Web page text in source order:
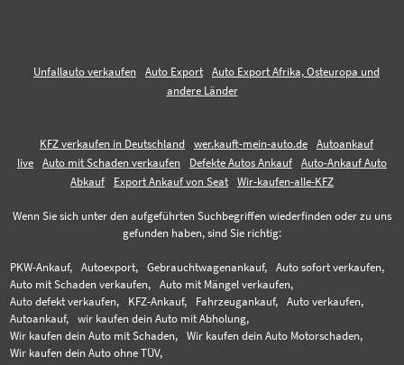
Unfallauto verkaufen Auto Export
Auto Export Afrika, Osteuropa und
andere Länder
KFZ verkaufen in Deutschland wer.kauft-mein-auto.de
Autoankauf
live
Auto mit Schaden verkaufen Defekte Autos Ankauf
Auto-Ankauf Auto
Abkauf
Export Ankauf von Seat Wir-kaufen-alle-KFZ
Wenn Sie sich unter den aufgeführten Suchbegriffen wiederfinden oder zu uns
gefunden haben, sind Sie richtig:
PKW-Ankauf, Autoexport, Gebrauchtwagenankauf,
Auto sofort verkaufen,
Auto mit Schaden verkaufen,
Auto mit Mängel verkaufen,
Auto defekt verkaufen,
KFZ-Ankauf, Fahrzeugankauf,
Auto verkaufen,
Autoankauf,
wir kaufen dein Auto mit Abholung,
Wir kaufen dein Auto mit Schaden,
Wir kaufen dein Auto Motorschaden,
Wir kaufen dein Auto ohne TÜV,